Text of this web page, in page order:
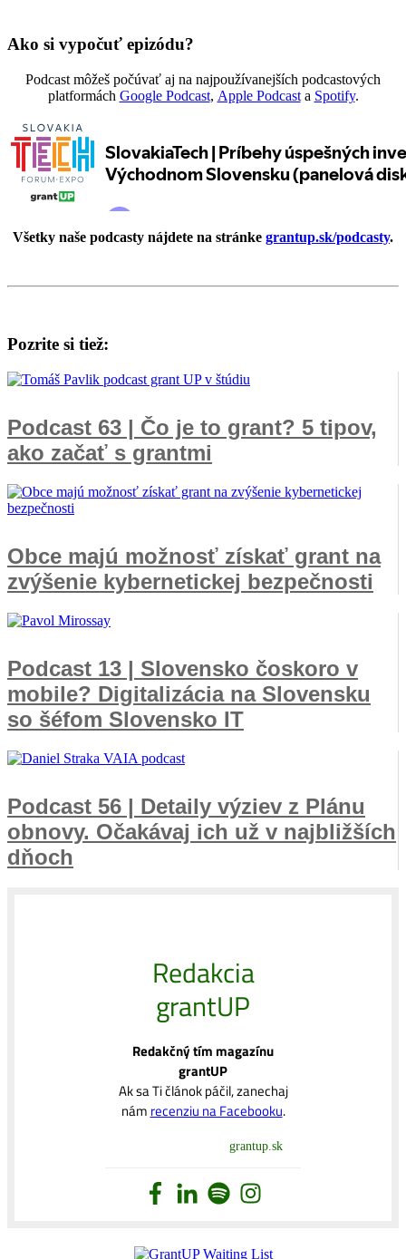
Ako si vypočuť epizódu?
Podcast môžeš počúvať aj na najpoužívanejších podcastových
platformách Google Podcast, Apple Podcasta Spotify.
Všetky naše podcasty nájdete na stránke grantup.sk/podcasty.
Pozrite si tiež:
Podcast 63 | Čo je to grant? 5 tipov,
ako začať s grantmi
Obce majú možnosť získať grant na
zvýšenie kybernetickej bezpečnosti
Podcast 13 | Slovensko čoskoro v
mobile? Digitalizácia na Slovensku
so šéfom Slovensko IT
Podcast 56 | Detaily výziev z Plánu
obnovy. Očakávaj ich už v najbližších
dňoch
Redakcia
grantUP
Redakčný tím magazínu
grantUP
Ak sa Ti článok páčil, zanechaj
nám recenziu na Facebooku.
grantup.sk